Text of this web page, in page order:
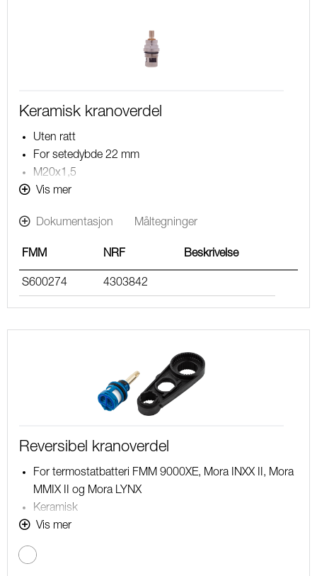
Keramisk kranoverdel
Uten ratt
For setedybde 22 mm
M20x1,5
For termostatbatterier FMM 9000E, MORA MMIX,
LAVENA
Vis mer
Dokumentasjon Måltegninger
FMM NRF Beskrivelse
S600274 4303842
Reversibel kranoverdel
For termostatbatteri FMM 9000XE, Mora INXX II, Mora
MMIX II og Mora LYNX
Keramisk
12 l/min
Vis mer